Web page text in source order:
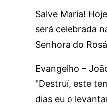
Salve Maria!
será celebrada
Senhora do
Evangelho –
"Destruí, este
dias eu o